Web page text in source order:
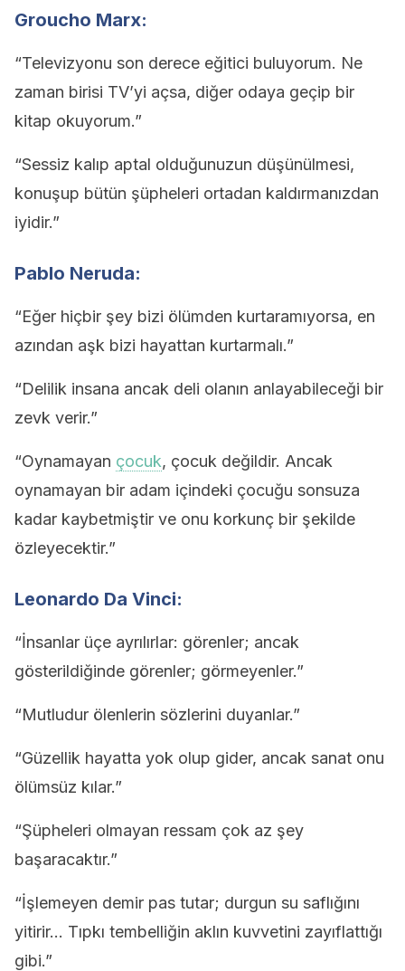
Groucho Marx:
“Televizyonu son derece eğitici buluyorum. Ne
zaman birisi TV’yi açsa, diğer odaya geçip bir
kitap okuyorum.”
“Sessiz kalıp aptal olduğunuzun düşünülmesi,
konuşup bütün şüpheleri ortadan kaldırmanızdan
iyidir.”
Pablo Neruda:
“Eğer hiçbir şey bizi ölümden kurtaramıyorsa, en
azından aşk bizi hayattan kurtarmalı.”
“Delilik insana ancak deli olanın anlayabileceği bir
zevk verir.”
“Oynamayan çocuk, çocuk değildir. Ancak
oynamayan bir adam içindeki çocuğu sonsuza
kadar kaybetmiştir ve onu korkunç bir şekilde
özleyecektir.”
Leonardo Da Vinci:
“İnsanlar üçe ayrılırlar: görenler; ancak
gösterildiğinde görenler; görmeyenler.”
“Mutludur ölenlerin sözlerini duyanlar.”
“Güzellik hayatta yok olup gider, ancak sanat onu
ölümsüz kılar.”
“Şüpheleri olmayan ressam çok az şey
başaracaktır.”
“İşlemeyen demir pas tutar; durgun su saflığını
yitirir… Tıpkı tembelliğin aklın kuvvetini zayıflattığı
gibi.”